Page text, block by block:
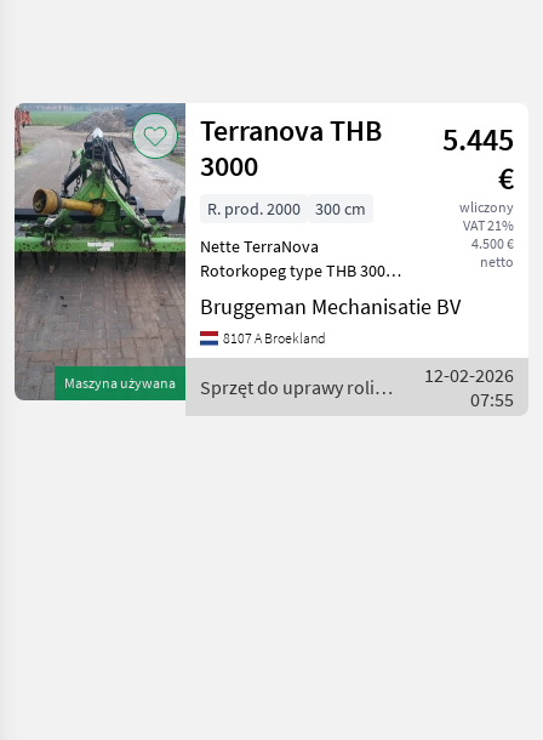
Kategoria 4 Kraj Filtry
AKTUALNA
ŚCIEŻKA
technika
rolnicza
Sprzet
Do
Uprawy
Roli
Zresetuj
Pokaż 1
wyników
Maszyna używana
Terranova THB
3000
5.445
€
wliczony
VAT 21%
4.500 €
netto
R. prod. 2000
300 cm
Nette TerraNova
Rotorkopeg type THB 3000
bouwjaar 2000 Hef +
packerwals machine
nummer 83194 Sprzęt do
Bruggeman Mechanisatie BV
8107 A Broekland
Sprzęt do uprawy roli /
Terranova
12-02-2026
07:55